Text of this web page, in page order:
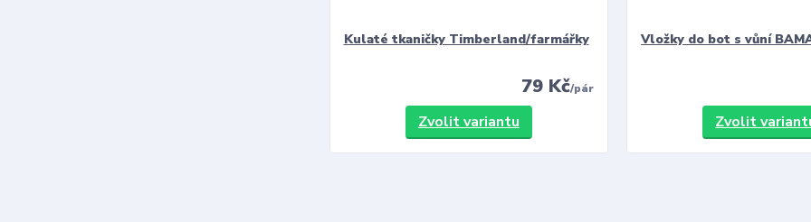
Kulaté tkaničky Timberland/farmářky
79 Kč/pár
Zvolit variantu
Vložky do bot s vůní
Zvolit